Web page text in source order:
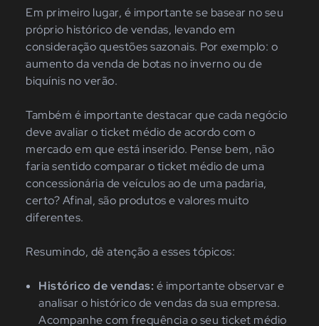
Em primeiro lugar, é importante se basear no seu
próprio histórico de vendas, levando em
consideração questões sazonais. Por exemplo: o
aumento da venda de botas no inverno ou de
biquínis no verão.
Também é importante destacar que cada negócio
deve avaliar o ticket médio de acordo com o
mercado em que está inserido. Pense bem, não
faria sentido comparar o ticket médio de uma
concessionária de veículos ao de uma padaria,
certo? Afinal, são produtos e valores muito
diferentes.
Resumindo, dê atenção a esses tópicos:
Histórico de vendas: é importante observar e
analisar o histórico de vendas da sua empresa.
Acompanhe com frequência o seu ticket médio